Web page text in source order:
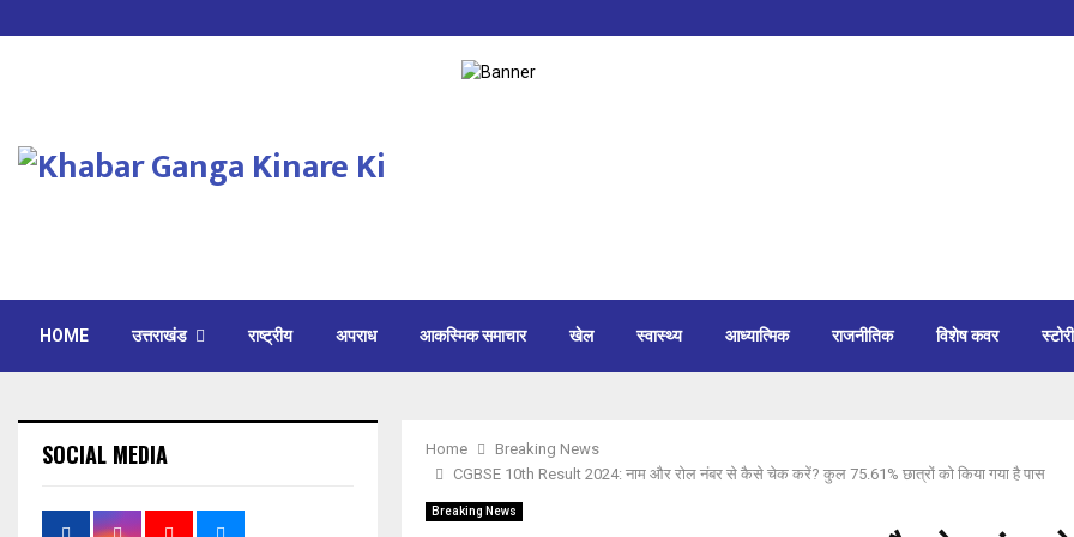
HOME उत्तराखंड राष्ट्रीय अपराध आकस्मिक समाचार खेल स्वास्थ्य आध्यात्मिक राजनीतिक विशेष कवर स्टोरी
Home
Breaking News
CGBSE 10th Result 2024: नाम और रोल नंबर से कैसे चेक करें? कुल 75.61% छात्रों को किया गया है पास
Breaking News
SOCIAL MEDIA